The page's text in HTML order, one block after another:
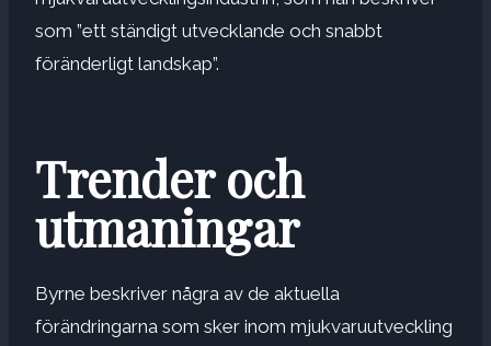
som ”ett ständigt utvecklande och snabbt
föränderligt landskap”.
Trender och
utmaningar
Byrne beskriver några av de aktuella
förändringarna som sker inom mjukvaruutveckling